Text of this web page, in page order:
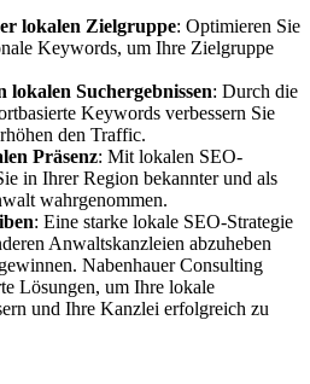
lokalen Zielgruppe: Optimieren Sie
Keywords, um Ihre Zielgruppe
lokalen Suchergebnissen: Durch die
Keywords verbessern Sie
den Traffic.
Präsenz: Mit lokalen SEO-
in Ihrer Region bekannter und als
wahrgenommen.
: Eine starke lokale SEO-Strategie
Anwaltskanzleien abzuheben
Nabenhauer Consulting
Lösungen, um Ihre lokale
und Ihre Kanzlei erfolgreich zu